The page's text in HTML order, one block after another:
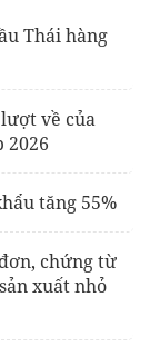
Thái hàng
về của
2026
tăng 55%
chứng từ
xuất nhỏ